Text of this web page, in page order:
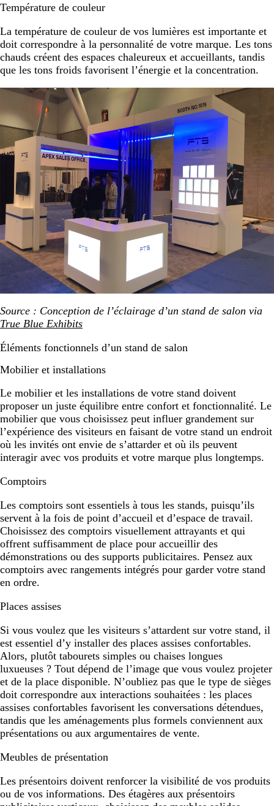
Température de couleur
La température de couleur de vos lumières est importante et
doit correspondre à la personnalité de votre marque. Les tons
chauds créent des espaces chaleureux et accueillants, tandis
que les tons froids favorisent l’énergie et la concentration.
Source : Conception de l’éclairage d’un stand de salon via
True Blue Exhibits
Éléments fonctionnels d’un stand de salon
Mobilier et installations
Le mobilier et les installations de votre stand doivent
proposer un juste équilibre entre confort et fonctionnalité. Le
mobilier que vous choisissez peut influer grandement sur
l’expérience des visiteurs en faisant de votre stand un endroit
où les invités ont envie de s’attarder et où ils peuvent
interagir avec vos produits et votre marque plus longtemps.
Comptoirs
Les comptoirs sont essentiels à tous les stands, puisqu’ils
servent à la fois de point d’accueil et d’espace de travail.
Choisissez des comptoirs visuellement attrayants et qui
offrent suffisamment de place pour accueillir des
démonstrations ou des supports publicitaires. Pensez aux
comptoirs avec rangements intégrés pour garder votre stand
en ordre.
Places assises
Si vous voulez que les visiteurs s’attardent sur votre stand, il
est essentiel d’y installer des places assises confortables.
Alors, plutôt tabourets simples ou chaises longues
luxueuses ? Tout dépend de l’image que vous voulez projeter
et de la place disponible. N’oubliez pas que le type de sièges
doit correspondre aux interactions souhaitées : les places
assises confortables favorisent les conversations détendues,
tandis que les aménagements plus formels conviennent aux
présentations ou aux argumentaires de vente.
Meubles de présentation
Les présentoirs doivent renforcer la visibilité de vos produits
ou de vos informations. Des étagères aux présentoirs